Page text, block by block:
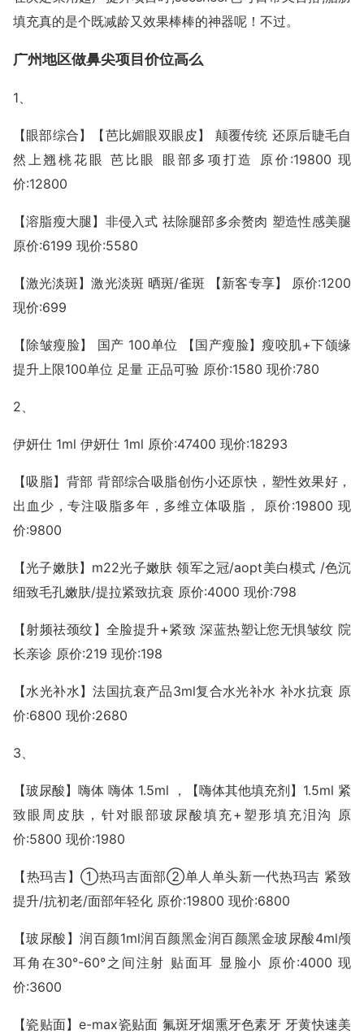
填充真的是个既减龄又效果棒棒的神器呢！不过。
广州地区做鼻尖项目价位高么
1、
【眼部综合】【芭比媚眼双眼皮】 颠覆传统 还原后睫毛自
然上翘桃花眼 芭比眼 眼部多项打造 原价:19800 现
价:12800
【溶脂瘦大腿】非侵入式 祛除腿部多余赘肉 塑造性感美腿
原价:6199 现价:5580
【激光淡斑】激光淡斑 晒斑/雀斑 【新客专享】 原价:1200
现价:699
【除皱瘦脸】 国产 100单位 【国产瘦脸】瘦咬肌+下颌缘
提升上限100单位 足量 正品可验 原价:1580 现价:780
2、
伊妍仕 1ml 伊妍仕 1ml 原价:47400 现价:18293
【吸脂】背部 背部综合吸脂创伤小还原快，塑性效果好，
出血少，专注吸脂多年，多维立体吸脂， 原价:19800 现
价:9800
【光子嫩肤】m22光子嫩肤 领军之冠/aopt美白模式 /色沉
细致毛孔嫩肤/提拉紧致抗衰 原价:4000 现价:798
【射频祛颈纹】全脸提升+紧致 深蓝热塑让您无惧皱纹 院
长亲诊 原价:219 现价:198
【水光补水】法国抗衰产品3ml复合水光补水 补水抗衰 原
价:6800 现价:2680
3、
【玻尿酸】嗨体 嗨体 1.5ml ，【嗨体其他填充剂】1.5ml 紧
致眼周皮肤，针对眼部玻尿酸填充+塑形填充泪沟 原
价:5800 现价:1980
【热玛吉】①热玛吉面部②单人单头新一代热玛吉 紧致
提升/抗初老/面部年轻化 原价:19800 现价:6800
【玻尿酸】润百颜1ml润百颜黑金润百颜黑金玻尿酸4ml颅
耳角在30°-60°之间注射 贴面耳 显脸小 原价:4000 现
价:3600
【瓷贴面】e-max瓷贴面 氟斑牙烟熏牙色素牙 牙黄快速美